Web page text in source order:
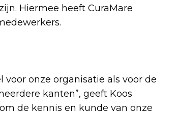
Hiermee heeft CuraMare
onze organisatie als voor de
kanten”, geeft Koos
de kennis en kunde van onze